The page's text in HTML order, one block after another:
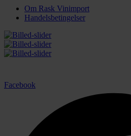
Om Rask Vinimport
Handelsbetingelser
Facebook